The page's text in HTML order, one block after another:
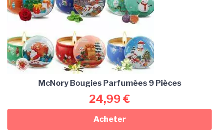
McNory Bougies Parfumées 9 Pièces
24,99 €
Acheter